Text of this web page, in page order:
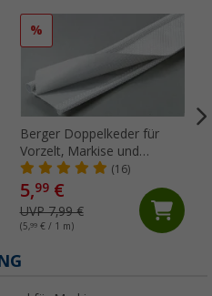
%
Berger Doppelkeder für
Vorzelt, Markise und
Wohnwagen, Meterware
(16)
5,99€
UVP 7,99 €
(5,99€ / 1 m)